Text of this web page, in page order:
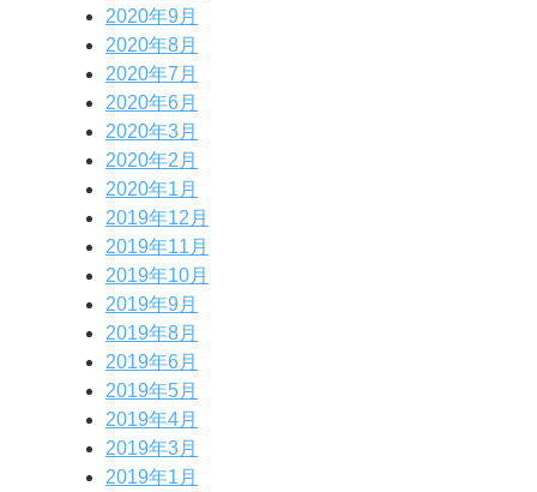
2020年9月
2020年8月
2020年7月
2020年6月
2020年3月
2020年2月
2020年1月
2019年12月
2019年11月
2019年10月
2019年9月
2019年8月
2019年6月
2019年5月
2019年4月
2019年3月
2019年1月